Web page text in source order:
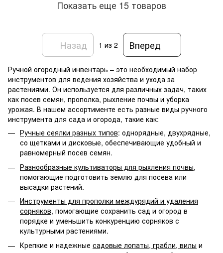
Показать еще 15 товаров
Назад 1 из 2 Вперед
Ручной огородный инвентарь – это необходимый набор
инструментов для ведения хозяйства и ухода за
растениями. Он используется для различных задач, таких
как посев семян, прополка, рыхление почвы и уборка
урожая. В нашем ассортименте есть разные виды ручного
инструмента для сада и огорода, такие как:
Ручные сеялки разных типов: однорядные, двухрядные,
со щетками и дисковые, обеспечивающие удобный и
равномерный посев семян.
Разнообразные культиваторы для рыхления почвы,
помогающие подготовить землю для посева или
высадки растений.
Инструменты для прополки междурядий и удаления
сорняков, помогающие сохранить сад и огород в
порядке и уменьшить конкуренцию сорняков с
культурными растениями.
Крепкие и надежные садовые лопаты, грабли, вилы и